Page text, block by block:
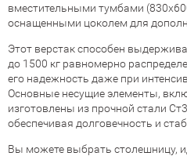
вместительными тумбами
оснащенными цоколем для
Этот верстак способен
до 1500 кг равномерно
его надежность даже при
Основные несущие элементы,
изготовлены из прочной стали
обеспечивая долговечность и
Вы можете выбрать столешницу,